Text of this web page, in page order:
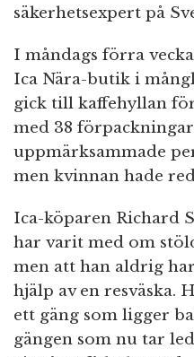
säkerhetsexpert på
I måndags förra
Ica Nära-butik i
gick till kaffehyllan
med 38
uppmärksammade
men kvinnan hade
Ica-köparen Richard
har varit med om
men att han aldrig
hjälp av en resväska.
ett gäng som ligger
gängen som nu tar